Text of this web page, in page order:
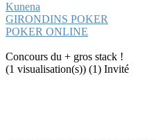
Kunena
GIRONDINS POKER
POKER ONLINE
Concours du + gros stack !
(1 visualisation(s)) (1) Invité